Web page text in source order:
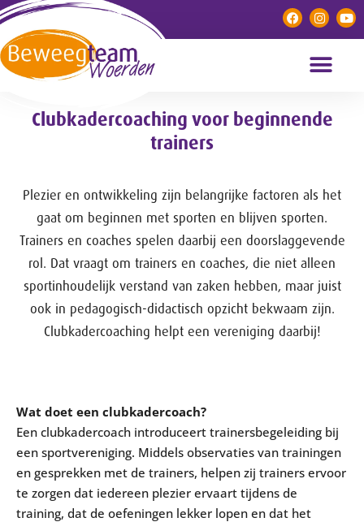
Clubkadercoaching voor beginnende
trainers
Plezier en ontwikkeling zijn belangrijke factoren als het
gaat om beginnen met sporten en blijven sporten.
Trainers en coaches spelen daarbij een doorslaggevende
rol. Dat vraagt om trainers en coaches, die niet alleen
sportinhoudelijk verstand van zaken hebben, maar juist
ook in pedagogisch-didactisch opzicht bekwaam zijn.
Clubkadercoaching helpt een vereniging daarbij!
Wat doet een clubkadercoach?
Een clubkadercoach introduceert trainersbegeleiding bij
een sportvereniging. Middels observaties van trainingen
en gesprekken met de trainers, helpen zij trainers ervoor
te zorgen dat iedereen plezier ervaart tijdens de
training, dat de oefeningen lekker lopen en dat het